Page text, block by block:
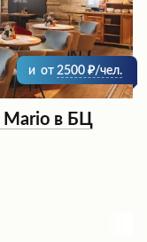
и от 2500 /чел.
Mario в БЦ